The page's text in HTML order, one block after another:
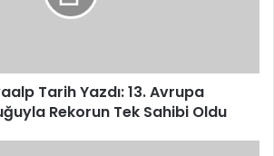
Tarih Yazdı: 13. Avrupa
Rekorun Tek Sahibi Oldu